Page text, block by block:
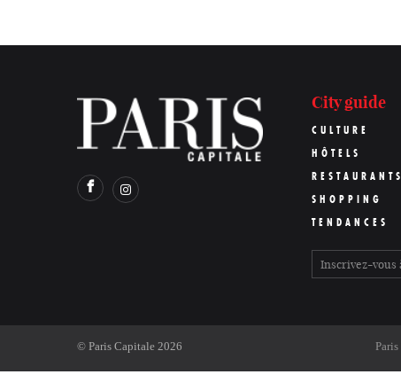
City guide
CULTURE
HÔTELS
RESTAURANTS
SHOPPING
TENDANCES
© Paris Capitale 2026